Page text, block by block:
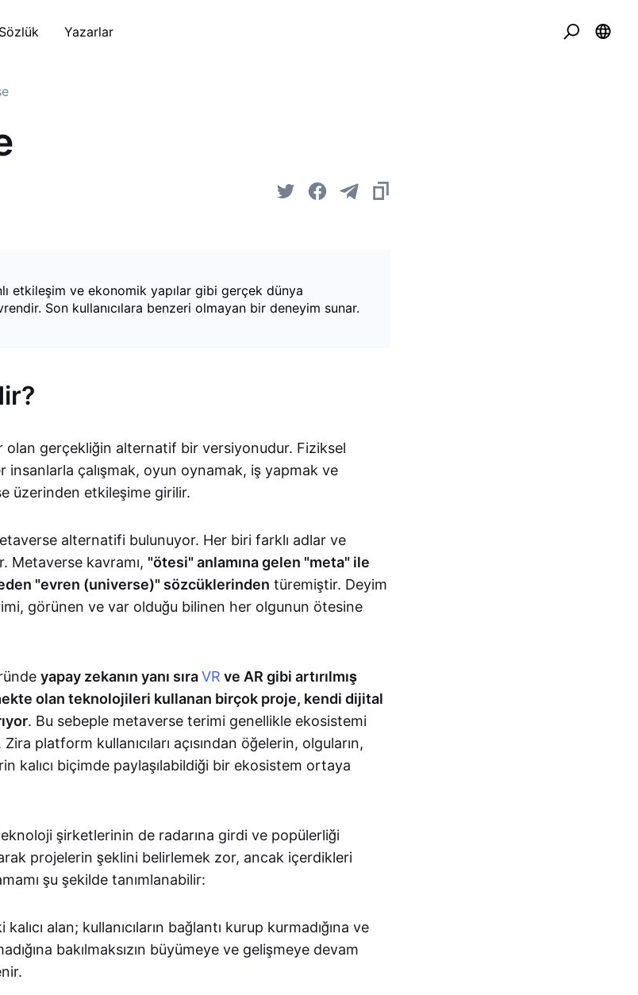
Sözlük Yazarlar
etkileşim ve ekonomik yapılar gibi gerçek dünya
Son kullanıcılara benzeri olmayan bir deneyim sunar.
olan gerçekliğin alternatif bir versiyonudur. Fiziksel
insanlarla çalışmak, oyun oynamak, iş yapmak ve
üzerinden etkileşime girilir.
alternatifi bulunuyor. Her biri farklı adlar ve
Metaverse kavramı, "ötesi" anlamına gelen "meta" ile
"evren (universe)" sözcüklerinden türemiştir. Deyim
görünen ve var olduğu bilinen her olgunun ötesine
yapay zekanın yanı sıraVR ve AR gibi artırılmış
olan teknolojileri kullanan birçok proje, kendi dijital
. Bu sebeple metaverse terimi genellikle ekosistemi
platform kullanıcıları açısından öğelerin, olguların,
kalıcı biçimde paylaşılabildiği bir ekosistem ortaya
şirketlerinin de radarına girdi ve popülerliği
projelerin şeklini belirlemek zor, ancak içerdikleri
şu şekilde tanımlanabilir:
alan; kullanıcıların bağlantı kurup kurmadığına ve
bakılmaksızın büyümeye ve gelişmeye devam